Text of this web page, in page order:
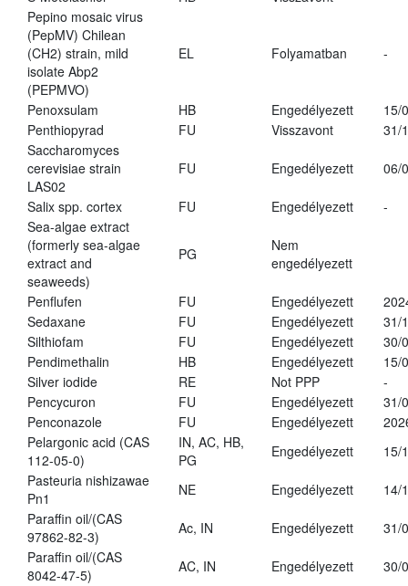
Pepino mosaic virus
(PepMV) Chilean
(CH2) strain, mild
isolate Abp2
(PEPMVO)
EL Folyamatban -
Penoxsulam HB Engedélyezett
15/
Penthiopyrad
FU Visszavont
31/
Saccharomyces
cerevisiae strain
LAS02
FU Engedélyezett 06/
Salix spp. cortex FU Engedélyezett
-
Sea-algae extract
(formerly sea-algae
extract and
seaweeds)
PG
Nem
engedélyezett
Penflufen FU Engedélyezett
Sedaxane
FU Engedélyezett
31/
Silthiofam
FU Engedélyezett
30/
Pendimethalin
HB Engedélyezett
15/
Silver iodide
RE Not PPP
-
Pencycuron
FU Engedélyezett
31/
Penconazole
FU Engedélyezett
Pelargonic acid (CAS
112-05-0)
IN, AC, HB,
PG
Engedélyezett
15/
Pasteuria nishizawae
Pn1
NE Engedélyezett
14/
Paraffin oil/(CAS
97862-82-3)
Ac, IN Engedélyezett
31/
Paraffin oil/(CAS
8042-47-5)
AC, IN Engedélyezett 30/